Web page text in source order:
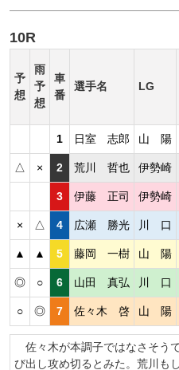
10R
予
想
雨
予
想
車
番
選手名 LG
1 日室 志郎 山 陽
△ × 2 荒川 哲也 伊勢崎
3 伊藤 正司 伊勢崎
× △ 4 広瀬 勝光 川 口
▲ ▲ 5 藤岡 一樹 山 陽
◎ ○ 6 山田 真弘 川 口
○ ◎ 7 佐々木 啓 山 陽
佐々木が本調子ではなさそう
び出し攻め切るとみた。荒川も